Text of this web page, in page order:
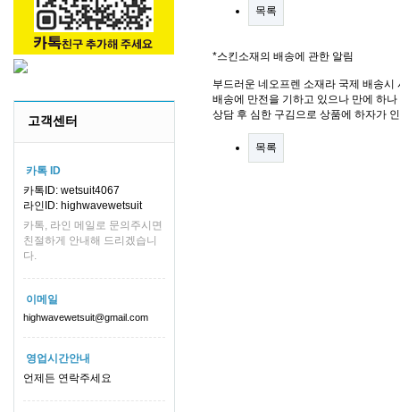
고객센터
카톡 ID
카톡ID: wetsuit4067
라인ID: highwavewetsuit
카톡, 라인 메일로 문의주시면
친절하게 안내해 드리겠습니
다.
이메일
highwavewetsuit@gmail.com
영업시간안내
언제든 연락주세요
목록
*스킨소재의 배송에 관한 알림
부드러운 네오프렌 소재라 국제 배송
배송에 만전을 기하고 있으나 만에 하
상담 후 심한 구김으로 상품에 하자가
목록